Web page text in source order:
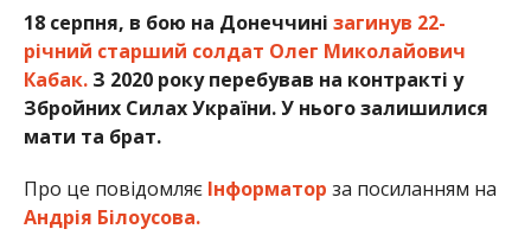
18 серпня, в бою на Донеччині загинув 22-
річний старший солдат Олег Миколайович
Кабак.З 2020 року перебував на контракті у
Збройних Силах України. У нього залишилися
мати та брат.
Про це повідомляє Інформатор за посиланням на
Андрія Білоусова.